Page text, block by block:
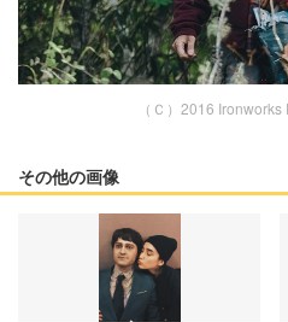
（Ｃ）2016
その他の画像